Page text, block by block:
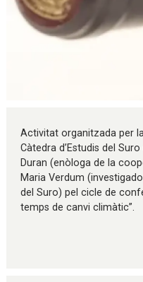
Activitat organitzada per
Càtedra d’Estudis del
Duran (enòloga de la
Maria Verdum
del Suro) pel cicle de
temps de canvi climàtic”.